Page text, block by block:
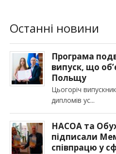
Останні новини
Програма
випуск, що
Польщу
Цьогоріч
дипломів ус
НАСОА та
підписали
співпрацю у